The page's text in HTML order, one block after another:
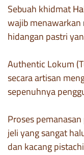
Sebuah khidmat
wajib menawarkan
hidangan pastri
Authentic Lokum
secara artisan
sepenuhnya
Proses
jeli yang sangat
dan kacang